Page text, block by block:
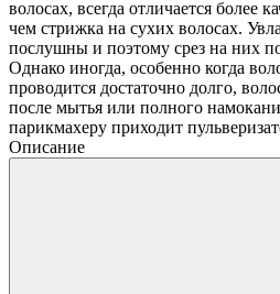
волосах, всегда отличается более
чем стрижка на сухих волосах.
послушны и поэтому срез на них
Однако иногда, особенно когда
проводится достаточно долго,
после мытья или полного
парикмахеру приходит
Описание